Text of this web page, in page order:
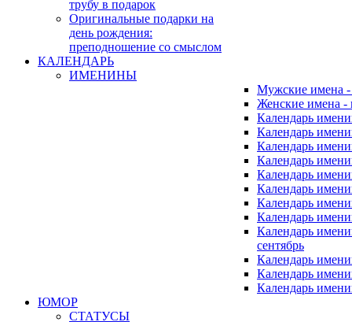
трубу в подарок
Оригинальные подарки на
день рождения:
преподношение со смыслом
КАЛЕНДАРЬ
ИМЕНИНЫ
Мужские имена
Женские имена
Календарь
Календарь
Календарь
Календарь
Календарь
Календарь
Календарь
Календарь
Календарь
сентябрь
Календарь
Календарь
Календарь
ЮМОР
СТАТУСЫ